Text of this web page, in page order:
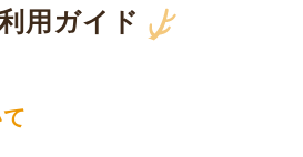
用ガイド